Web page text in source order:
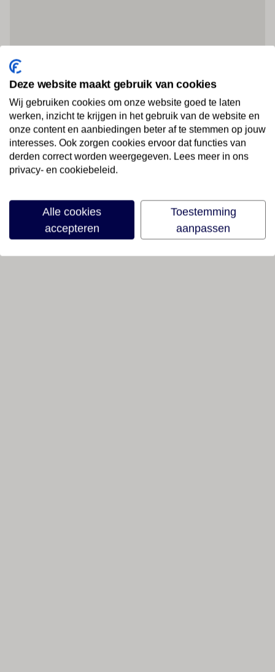
Deze website maakt gebruik van cookies
Wij gebruiken cookies om onze website goed te laten
werken, inzicht te krijgen in het gebruik van de website en
onze content en aanbiedingen beter af te stemmen op jouw
interesses. Ook zorgen cookies ervoor dat functies van
derden correct worden weergegeven. Lees meer in ons
privacy- en cookiebeleid.
Alle cookies
accepteren
Toestemming
aanpassen